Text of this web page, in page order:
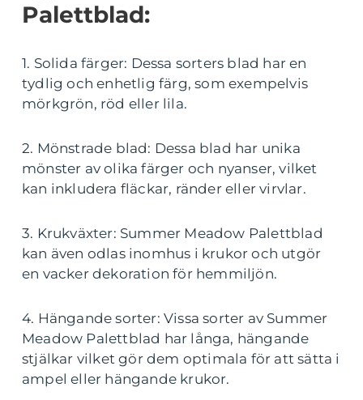
Palettblad:
1. Solida färger: Dessa sorters blad har en
tydlig och enhetlig färg, som exempelvis
mörkgrön, röd eller lila.
2. Mönstrade blad: Dessa blad har unika
mönster av olika färger och nyanser, vilket
kan inkludera fläckar, ränder eller virvlar.
3. Krukväxter: Summer Meadow Palettblad
kan även odlas inomhus i krukor och utgör
en vacker dekoration för hemmiljön.
4. Hängande sorter: Vissa sorter av Summer
Meadow Palettblad har långa, hängande
stjälkar vilket gör dem optimala för att sätta i
ampel eller hängande krukor.